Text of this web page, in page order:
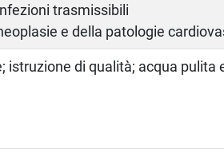
trasmissibili
e della patologie
istruzione di qualità; acqua pulita